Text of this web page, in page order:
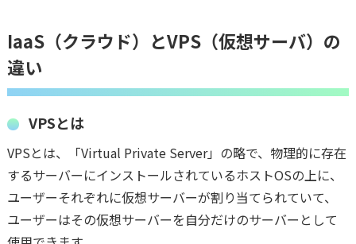
IaaS（クラウド）とVPS（仮想サーバ）の
違い
VPSとは
VPSとは、「Virtual Private Server」の略で、物理的に存在
するサーバーにインストールされているホストOSの上に、
ユーザーそれぞれに仮想サーバーが割り当てられていて、
ユーザーはその仮想サーバーを自分だけのサーバーとして